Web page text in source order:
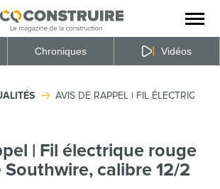
la
du
Chroniques Vidéos
AVIS DE RAPPEL | FIL ÉLECTRIQUE
| Fil électrique rouge
calibre 12/2